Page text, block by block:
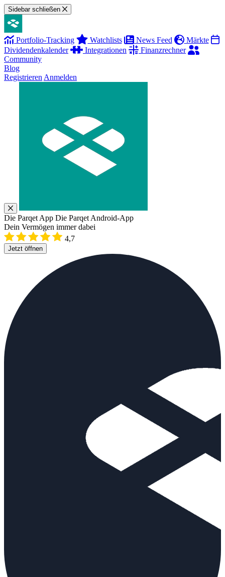
Sidebar schließen
Portfolio-Tracking Watchlists News Feed
Märkte
Dividendenkalender
Integrationen
Finanzrechner
Community
Blog
Registrieren Anmelden
Die Parqet App Die Parqet Android-App
Dein Vermögen immer dabei
4,7
Jetzt öffnen